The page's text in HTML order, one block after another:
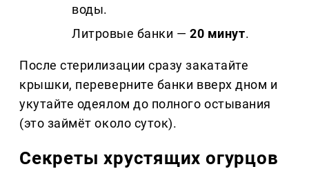
воды.
Литровые банки —20 минут.
После стерилизации сразу закатайте
крышки, переверните банки вверх дном и
укутайте одеялом до полного остывания
(это займёт около суток).
Секреты хрустящих огурцов